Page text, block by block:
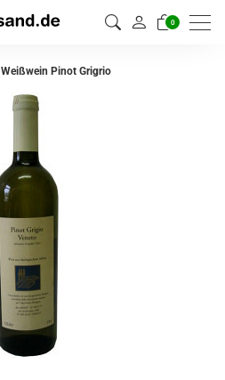
0
Weißwein Pinot Grigrio